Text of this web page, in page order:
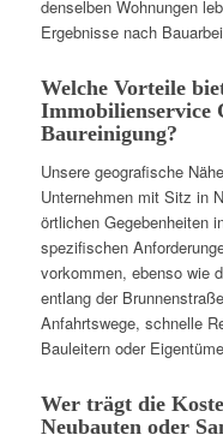
denselben Wohnungen
Ergebnisse nach
Welche Vorteile
Immobilienservice
Baureinigung?
Unsere geografische
Unternehmen mit Sitz in
örtlichen Gegebenheiten
spezifischen
vorkommen, ebenso wie
entlang der
Anfahrtswege, schnelle
Bauleitern oder
Wer trägt die
Neubauten oder